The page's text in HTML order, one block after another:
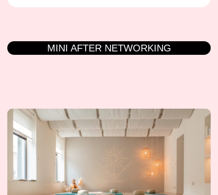
MINI AFTER NETWORKING